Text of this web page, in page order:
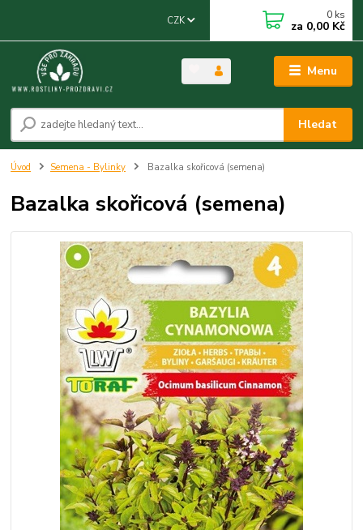
Menu
CZK
Hledat
0 ks
za 0,00 Kč
Úvod Semena - Bylinky Bazalka skořicová (semena)
Bazalka skořicová (semena)